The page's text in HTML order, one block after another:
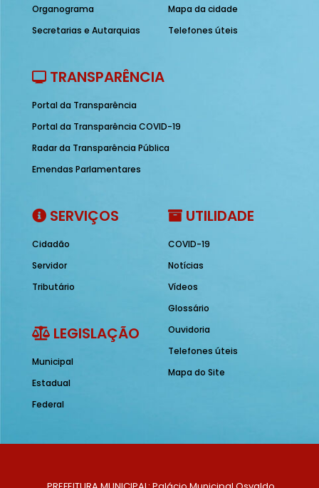
Organograma
Secretarias e Autarquias
Mapa da cidade
Telefones úteis
TRANSPARÊNCIA
Portal da Transparência
Portal da Transparência COVID-19
Radar da Transparência Pública
Emendas Parlamentares
SERVIÇOS
Cidadão
Servidor
Tributário
LEGISLAÇÃO
Municipal
Estadual
Federal
UTILIDADE
COVID-19
Notícias
Vídeos
Glossário
Ouvidoria
Telefones úteis
Mapa do Site